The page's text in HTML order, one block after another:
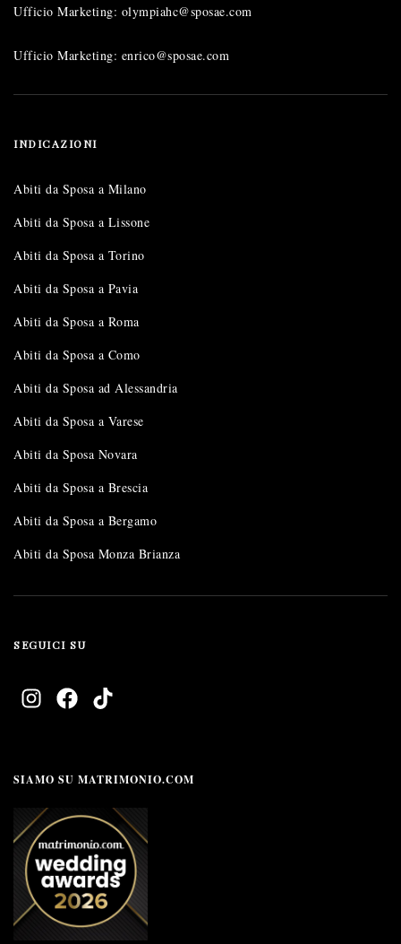
Ufficio Marketing: olympiahc@sposae.com
Ufficio Marketing: enrico@sposae.com
INDICAZIONI
Abiti da Sposa a Milano
Abiti da Sposa a Lissone
Abiti da Sposa a Torino
Abiti da Sposa a Pavia
Abiti da Sposa a Roma
Abiti da Sposa a Como
Abiti da Sposa ad Alessandria
Abiti da Sposa a Varese
Abiti da Sposa Novara
Abiti da Sposa a Brescia
Abiti da Sposa a Bergamo
Abiti da Sposa Monza Brianza
SEGUICI SU
SIAMO SU MATRIMONIO.COM